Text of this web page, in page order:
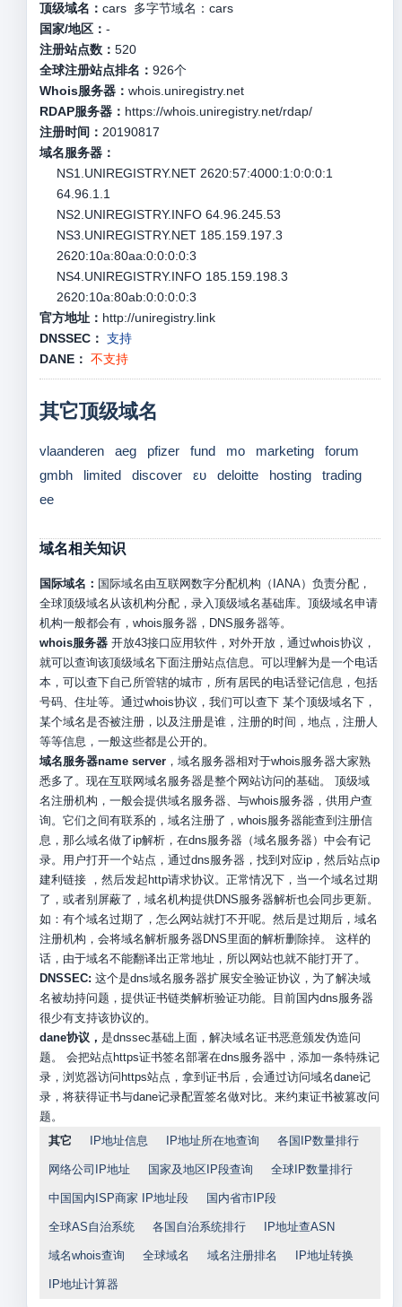
顶级域名： cars多字节域名： cars
国家/地区： -
注册站点数： 520
全球注册站点排名： 926个
Whois服务器： whois.uniregistry.net
RDAP服务器： https://whois.uniregistry.net/rdap/
注册时间： 20190817
域名服务器：
NS1.UNIREGISTRY.NET 2620:57:4000:1:0:0:0:1
64.96.1.1
NS2.UNIREGISTRY.INFO 64.96.245.53
NS3.UNIREGISTRY.NET 185.159.197.3
2620:10a:80aa:0:0:0:0:3
NS4.UNIREGISTRY.INFO 185.159.198.3
2620:10a:80ab:0:0:0:0:3
官方地址： http://uniregistry.link
DNSSEC： 支持
DANE： 不支持
其它顶级域名
vlaanderen aeg pfizer fund mo marketing
forum
gmbh
limited discover ευ deloitte hosting
trading
ee
域名相关知识
国际域名： 国际域名由互联网数字分配机构（IANA）负责分配，
全球顶级域名从该机构分配，录入顶级域名基础库。顶级域名申请
机构一般都会有，whois服务器，DNS服务器等。
whois服务器开放43接口应用软件，对外开放，通过whois协议，
就可以查询该顶级域名下面注册站点信息。可以理解为是一个电话
本，可以查下自己所管辖的城市，所有居民的电话登记信息，包括
号码、住址等。通过whois协议，我们可以查下 某个顶级域名下，
某个域名是否被注册，以及注册是谁，注册的时间，地点，注册人
等等信息，一般这些都是公开的。
域名服务器name server，域名服务器相对于whois服务器大家熟
悉多了。现在互联网域名服务器是整个网站访问的基础。 顶级域
名注册机构，一般会提供域名服务器、与whois服务器，供用户查
询。它们之间有联系的，域名注册了，whois服务器能查到注册信
息，那么域名做了ip解析，在dns服务器（域名服务器）中会有记
录。用户打开一个站点，通过dns服务器，找到对应ip，然后站点ip
建利链接 ，然后发起http请求协议。正常情况下，当一个域名过期
了，或者别屏蔽了，域名机构提供DNS服务器解析也会同步更新。
如：有个域名过期了，怎么网站就打不开呢。然后是过期后，域名
注册机构，会将域名解析服务器DNS里面的解析删除掉。 这样的
话，由于域名不能翻译出正常地址，所以网站也就不能打开了。
DNSSEC: 这个是dns域名服务器扩展安全验证协议，为了解决域
名被劫持问题，提供证书链类解析验证功能。目前国内dns服务器
很少有支持该协议的。
dane协议， 是dnssec基础上面，解决域名证书恶意颁发伪造问
题。 会把站点https证书签名部署在dns服务器中，添加一条特殊记
录，浏览器访问https站点，拿到证书后，会通过访问域名dane记
录，将获得证书与dane记录配置签名做对比。来约束证书被篡改问
题。
其它
IP地址信息 IP地址所在地查询 各国IP数量排行
网络公司IP地址 国家及地区IP段查询 全球IP数量排行
中国国内ISP商家 IP地址段 国内省市IP段
全球AS自治系统 各国自治系统排行 IP地址查ASN
域名whois查询 全球域名 域名注册排名 IP地址转换
IP地址计算器